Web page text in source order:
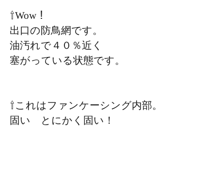
⇧Wow！
出口の防鳥網です。
油汚れで４０％近く
塞がっている状態です。
⇧これはファンケーシング内部。
固い とにかく固い！